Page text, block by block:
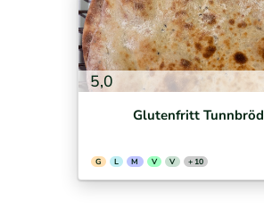
5,0
Glutenfritt Tunnbröd
G L M V V + 10